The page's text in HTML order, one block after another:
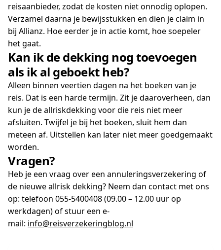
reisaanbieder, zodat de kosten niet onnodig oplopen.
Verzamel daarna je bewijsstukken en dien je claim in
bij Allianz. Hoe eerder je in actie komt, hoe soepeler
het gaat.
Kan ik de dekking nog toevoegen
als ik al geboekt heb?
Alleen binnen veertien dagen na het boeken van je
reis. Dat is een harde termijn. Zit je daaroverheen, dan
kun je de allriskdekking voor die reis niet meer
afsluiten. Twijfel je bij het boeken, sluit hem dan
meteen af. Uitstellen kan later niet meer goedgemaakt
worden.
Vragen?
Heb je een vraag over een annuleringsverzekering of
de nieuwe allrisk dekking? Neem dan contact met ons
op: telefoon 055-5400408 (09.00 – 12.00 uur op
werkdagen) of stuur een e-
mail: info@reisverzekeringblog.nl